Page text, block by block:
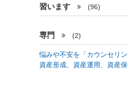
習います (96)
専門 (2)
悩みや不安を「カウンセリ
資産形成、資産運用、資産